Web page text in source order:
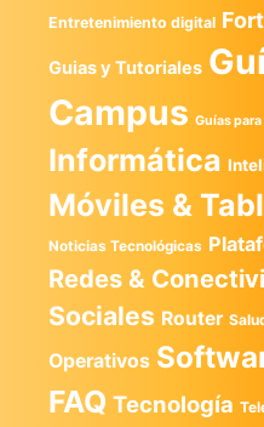
Entretenimiento digital
Guias y Tutoriales
Campus Guías
Informática
Móviles &
Noticias Tecnológicas
Redes &
Sociales Router
Operativos
FAQ Tecnología